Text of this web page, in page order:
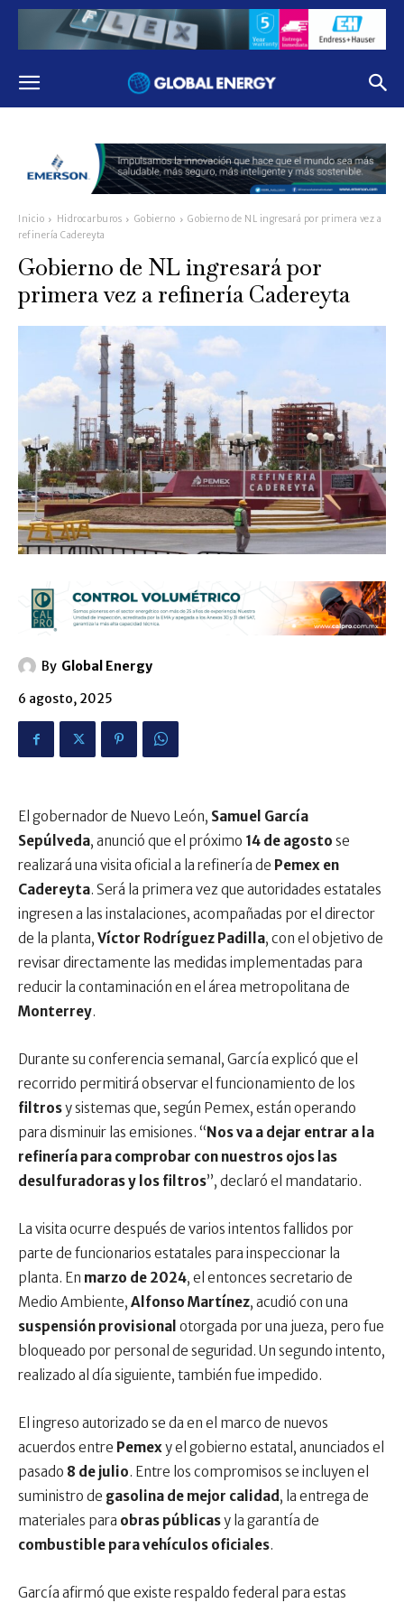
Inicio Hidrocarburos Gobierno
Gobierno de NL ingresará por primera vez a
refinería Cadereyta
Gobierno de NL ingresará por
primera vez a refinería Cadereyta
By Global Energy
6 agosto, 2025
El gobernador de Nuevo León, Samuel García
Sepúlveda, anunció que el próximo 14 de agosto se
realizará una visita oficial a la refinería de Pemex en
Cadereyta. Será la primera vez que autoridades estatales
ingresen a las instalaciones, acompañadas por el director
de la planta, Víctor Rodríguez Padilla, con el objetivo de
revisar directamente las medidas implementadas para
reducir la contaminación en el área metropolitana de
Monterrey.
Durante su conferencia semanal, García explicó que el
recorrido permitirá observar el funcionamiento de los
filtrosy sistemas que, según Pemex, están operando
para disminuir las emisiones. “ Nos va a dejar entrar a la
refinería para comprobar con nuestros ojos las
desulfuradoras y los filtros”, declaró el mandatario.
La visita ocurre después de varios intentos fallidos por
parte de funcionarios estatales para inspeccionar la
planta. En marzo de 2024, el entonces secretario de
Medio Ambiente, Alfonso Martínez, acudió con una
suspensión provisional otorgada por una jueza, pero fue
bloqueado por personal de seguridad. Un segundo intento,
realizado al día siguiente, también fue impedido.
El ingreso autorizado se da en el marco de nuevos
acuerdos entre Pemexy el gobierno estatal, anunciados el
pasado 8 de julio. Entre los compromisos se incluyen el
suministro de gasolina de mejor calidad , la entrega de
materiales para obras públicasy la garantía de
combustible para vehículos oficiales.
García afirmó que existe respaldo federal para estas